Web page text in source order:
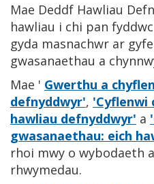
Mae Deddf Hawliau
hawliau i chi pan
gyda masnachwr ar
gwasanaethau a
Mae ' Gwerthu a
defnyddwyr', 'Cyflenwi
hawliau defnyddwyr' a
gwasanaethau: eich
rhoi mwy o wybodaeth
rhwymedau.